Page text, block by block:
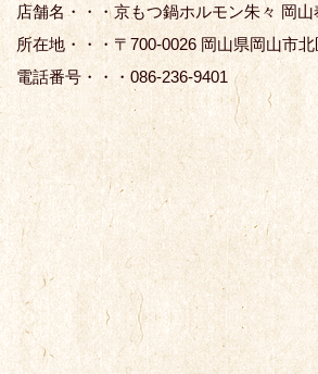
店舗名・・・京もつ鍋ホルモン朱々 岡山
所在地・・・〒700-0026 岡山県岡山市
電話番号・・・086-236-9401